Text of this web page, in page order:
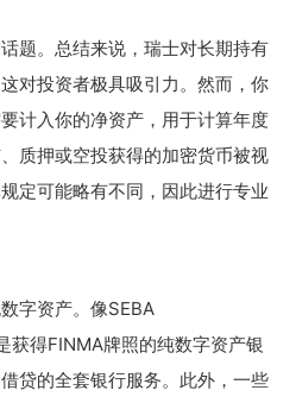
题。总结来说，瑞士对长期持有
对投资者极具吸引力。然而，你
计入你的净资产，用于计算年度
质押或空投获得的加密货币被视
定可能略有不同，因此进行专业
字资产。像SEBA
获得FINMA牌照的纯数字资产银
贷的全套银行服务。此外，一些